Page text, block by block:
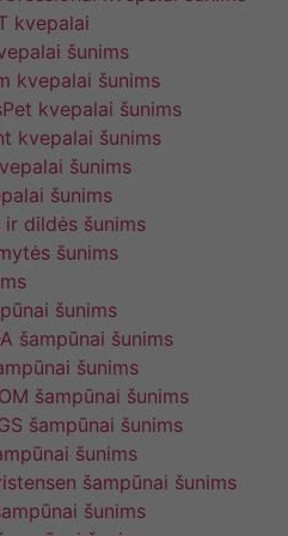
kvepalai
šunims
kvepalai šunims
kvepalai šunims
kvepalai šunims
šunims
šunims
dildės šunims
šunims
šunims
šampūnai šunims
šunims
šampūnai šunims
šampūnai šunims
šunims
šampūnai šunims
šunims